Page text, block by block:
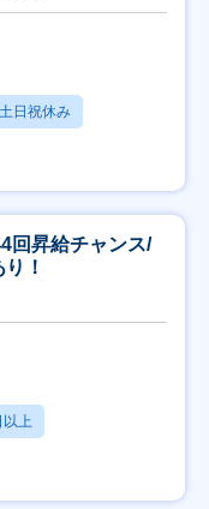
土日祝休み
回昇給チャンス/
！
上